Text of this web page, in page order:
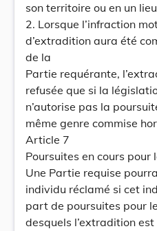
son territoire ou en un
2. Lorsque l’infraction
d’extradition aura été
de la
Partie requérante,
refusée que si la
n’autorise pas la
même genre commise
Article 7
Poursuites en cours pour
Une Partie requise
individu réclamé si cet
part de poursuites pour
desquels l’extradition